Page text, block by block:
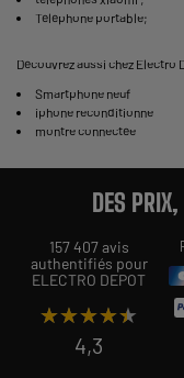
Téléphone portable;
Découvrez aussi chez Electro
Smartphone neuf
iphone reconditionne
montre connectée
DES
157 407 avis
authentifiés pour
ELECTRO DEPOT
★★★★★
★★★★★
4,3